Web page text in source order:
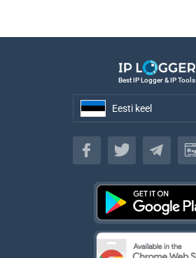
Best IP Logger & IP Tools
Eesti keel
Eesti keel